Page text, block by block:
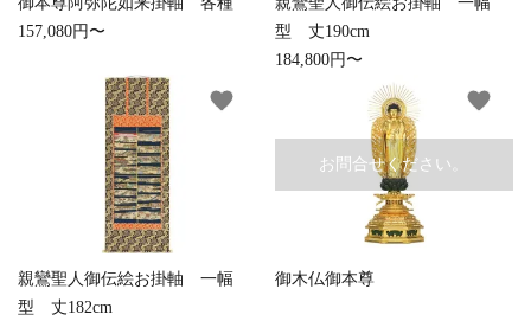
式章・略肩衣
法衣かばん・中啓半
装束入
コート・雨具
戸帳・華鬘
幕・旗
山号額・寄進額・定
紋
欄間・障子・襖・翠
簾
本堂金具・上壇彫物
喚鐘・梵鐘・銅像
金物
157,080円〜
型 丈190cm
184,800円〜
親鸞聖人御伝絵お掛軸 一幅
型 丈182cm
favorite
お問合せください。
御木仏御本尊
favorite